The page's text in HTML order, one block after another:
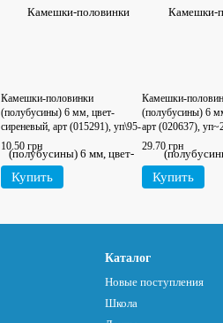
Камешки-половинки
(полубусины) 6 мм, цвет-
сиреневый, арт (015291), уп\95-
100 шт
10.50 грн
Купить
Камешки-
(полубусины) 6
арт (020637),
380-385 шт)
29.70 грн
Купить
Каталог
Новые поступления
Школа